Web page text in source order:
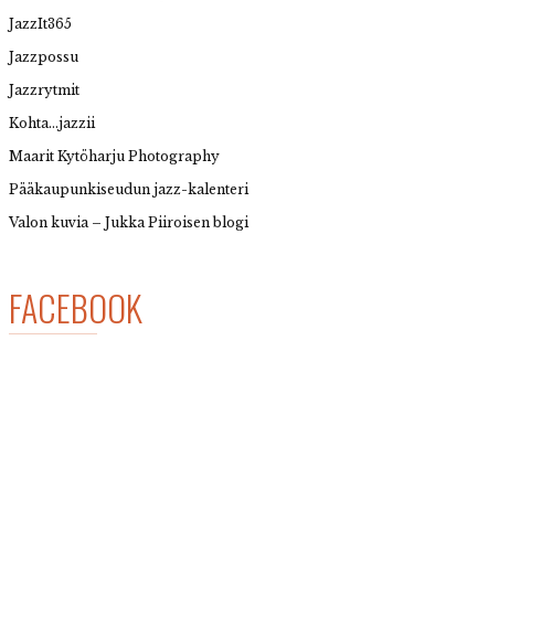
JazzIt365
Jazzpossu
Jazzrytmit
Kohta…jazzii
Maarit Kytöharju Photography
Pääkaupunkiseudun jazz-kalenteri
Valon kuvia – Jukka Piiroisen blogi
FACEBOOK